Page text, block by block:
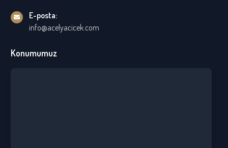
E-posta:
info@acelyacicek.com
Konumumuz